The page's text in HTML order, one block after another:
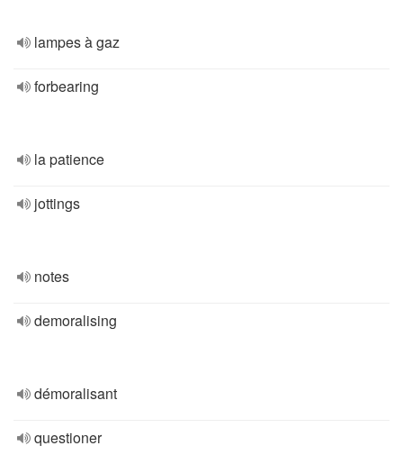
lampes à gaz
forbearing
la patience
jottings
notes
demoralising
démoralisant
questioner